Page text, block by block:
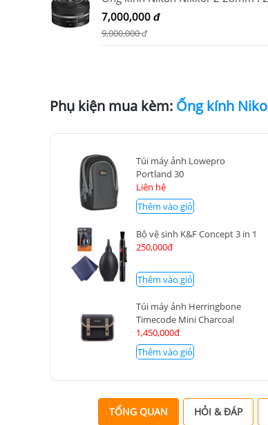
7,000,000 đ
9,000,000đ
Phụ kiện mua kèm:
Túi máy ảnh Lowepro
Portland 30
Liên hệ
Thêm vào giỏ
Bộ vệ sinh K&F Concept 3 in 1
250,000đ
Thêm vào giỏ
Túi máy ảnh Herringbone
Timecode Mini Charcoal
1,450,000đ
Thêm vào giỏ
TỔNG QUAN HỎI & ĐÁP